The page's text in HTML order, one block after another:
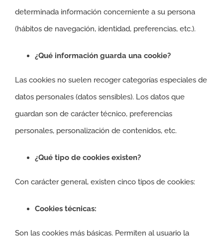
determinada información concerniente a su persona
(hábitos de navegación, identidad, preferencias, etc.).
¿Qué información guarda una cookie?
Las cookies no suelen recoger categorías especiales de
datos personales (datos sensibles). Los datos que
guardan son de carácter técnico, preferencias
personales, personalización de contenidos, etc.
¿Qué tipo de cookies existen?
Con carácter general, existen cinco tipos de cookies:
Cookies técnicas:
Son las cookies más básicas. Permiten al usuario la